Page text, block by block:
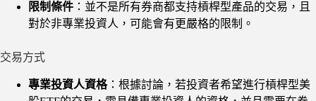
限制條件 ：並不是所有券商都支持槓桿型產品的交易，且
對於非專業投資人，可能會有更嚴格的限制。
交易方式
專業投資人資格：根據討論，若投資者希望進行槓桿型美